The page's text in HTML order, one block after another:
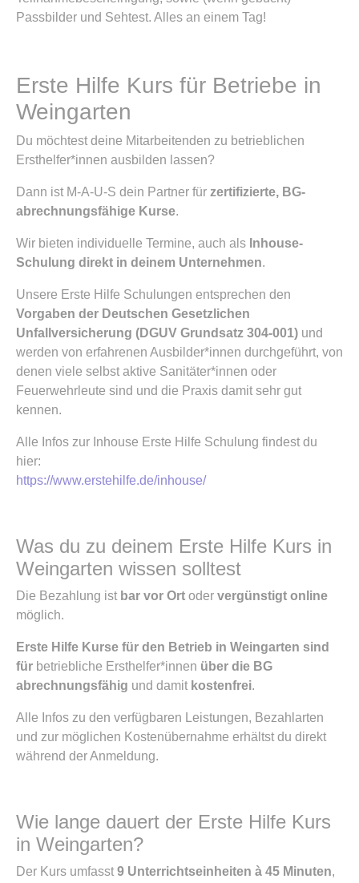
Passbilder und Sehtest. Alles an einem Tag!
Erste Hilfe Kurs für Betriebe in
Weingarten
Du möchtest deine Mitarbeitenden zu betrieblichen
Ersthelfer*innen ausbilden lassen?
Dann ist M-A-U-S dein Partner für zertifizierte, BG-
abrechnungsfähige Kurse.
Wir bieten individuelle Termine, auch als Inhouse-
Schulung direkt in deinem Unternehmen.
Unsere Erste Hilfe Schulungen entsprechen den
Vorgaben der Deutschen Gesetzlichen
Unfallversicherung (DGUV Grundsatz 304-001) und
werden von erfahrenen Ausbilder*innen durchgeführt, von
denen viele selbst aktive Sanitäter*innen oder
Feuerwehrleute sind und die Praxis damit sehr gut
kennen.
Alle Infos zur Inhouse Erste Hilfe Schulung findest du
hier:
https://www.erstehilfe.de/inhouse/
Was du zu deinem Erste Hilfe Kurs in
Weingarten wissen solltest
Die Bezahlung ist bar vor Ort oder vergünstigt online
möglich.
Erste Hilfe Kurse für den Betrieb in Weingarten sind
für betriebliche Ersthelfer*innen über die BG
abrechnungsfähig und damit kostenfrei.
Alle Infos zu den verfügbaren Leistungen, Bezahlarten
und zur möglichen Kostenübernahme erhältst du direkt
während der Anmeldung.
Wie lange dauert der Erste Hilfe Kurs
in Weingarten?
Der Kurs umfasst 9 Unterrichtseinheiten à 45 Minuten,